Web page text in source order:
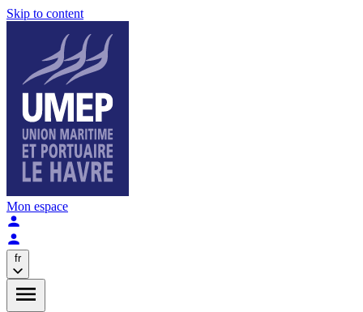
Skip to content
Mon espace
fr